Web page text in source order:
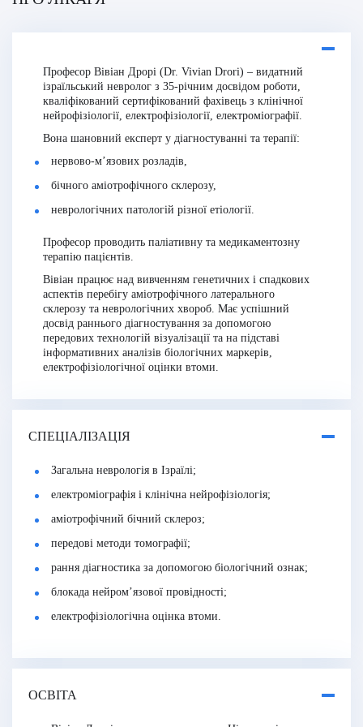
Професор Вівіан Дрорі (Dr. Vivian Drori) – видатний
ізраїльський невролог з 35-річним досвідом роботи,
кваліфікований сертифікований фахівець з клінічної
нейрофізіології, електрофізіології, електроміографії.
Вона шановний експерт у діагностуванні та терапії:
нервово-м’язових розладів,
бічного аміотрофічного склерозу,
неврологічних патологій різної етіології.
Професор проводить паліативну та медикаментозну
терапію пацієнтів.
Вівіан працює над вивченням генетичних і спадкових
аспектів перебігу аміотрофічного латерального
склерозу та неврологічних хвороб. Має успішний
досвід раннього діагностування за допомогою
передових технологій візуалізації та на підставі
інформативних аналізів біологічних маркерів,
електрофізіологічної оцінки втоми.
СПЕЦІАЛІЗАЦІЯ
Загальна неврологія в Ізраїлі;
електроміографія і клінічна нейрофізіологія;
аміотрофічний бічний склероз;
передові методи томографії;
рання діагностика за допомогою біологічний ознак;
блокада нейром’язової провідності;
електрофізіологічна оцінка втоми.
ОСВІТА